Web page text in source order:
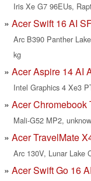
Iris Xe G7 96EUs,
Acer Swift 16 AI
Arc B390 Panther
kg
Acer Aspire 14 AI
Intel Graphics 4 Xe3
Acer Chromebook
Mali-G52 MP2,
Acer TravelMate
Arc 130V, Lunar Lake
Acer Swift Go 16